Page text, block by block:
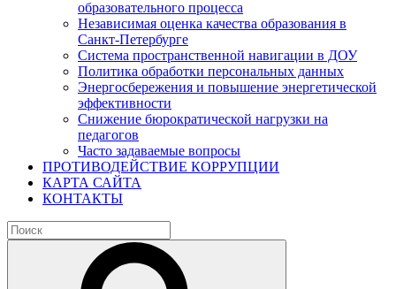
образовательного процесса
Независимая оценка качества образования в
Санкт-Петербурге
Система пространственной навигации в ДОУ
Политика обработки персональных данных
Энергосбережения и повышение энергетической
эффективности
Снижение бюрократической нагрузки на
педагогов
Часто задаваемые вопросы
ПРОТИВОДЕЙСТВИЕ КОРРУПЦИИ
КАРТА САЙТА
КОНТАКТЫ